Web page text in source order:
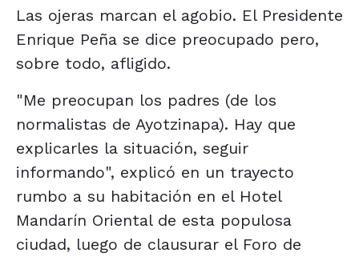
Las ojeras marcan el agobio. El Presidente
Enrique Peña se dice preocupado pero,
sobre todo, afligido.
"Me preocupan los padres (de los
normalistas de Ayotzinapa). Hay que
explicarles la situación, seguir
informando", explicó en un trayecto
rumbo a su habitación en el Hotel
Mandarín Oriental de esta populosa
ciudad, luego de clausurar el Foro de